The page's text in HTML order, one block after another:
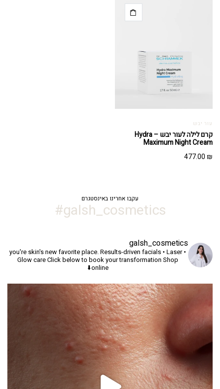
עור יבש
קרם לילה לעור יבש – Hydra
Maximum Night Cream
477.00 ₪
עקבו אחרינו באינסטגרם
galsh_cosmetics#
galsh_cosmetics
you're skin's new favorite place.Results-driven facials • Laser •
Glow careClick below to book your transformation Shop
online⬇️